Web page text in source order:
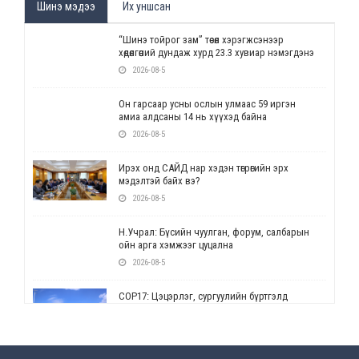
Шинэ мэдээ Их уншсан
“Шинэ тойрог зам” төсөл хэрэгжсэнээр
хөдөлгөөний дундаж хурд 23.3 хувиар нэмэгдэнэ
2026-08-5
Он гарсаар усны ослын улмаас 59 иргэн
амиа алдсаны 14 нь хүүхэд байна
2026-08-5
Ирэх онд САЙД нар хэдэн төгрөгийн эрх
мэдэлтэй байх вэ?
2026-08-5
Н.Учрал: Бүсийн чуулган, форум, салбарын
ойн арга хэмжээг цуцална
2026-08-5
СОР17: Цэцэрлэг, сургуулийн бүртгэлд